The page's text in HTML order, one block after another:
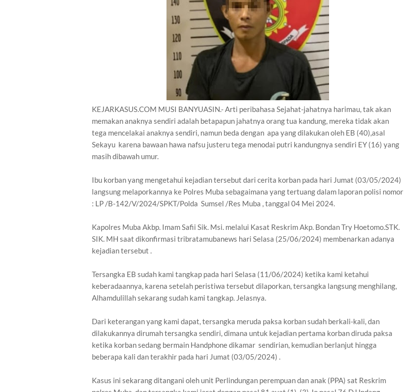
KEJARKASUS.COM MUSI BANYUASIN.- Arti peribahasa Sejahat-jahatnya harimau, tak akan
memakan anaknya sendiri adalah betapapun jahatnya orang tua kandung, mereka tidak akan
tega mencelakai anaknya sendiri, namun beda dengan apa yang dilakukan oleh EB (40),asal
Sekayu karena bawaan hawa nafsu justeru tega menodai putri kandungnya sendiri EY (16) yang
masih dibawah umur.
Ibu korban yang mengetahui kejadian tersebut dari cerita korban pada hari Jumat (03/05/2024)
langsung melaporkannya ke Polres Muba sebagaimana yang tertuang dalam laporan polisi nomor
: LP /B-142/V/2024/SPKT/Polda Sumsel /Res Muba , tanggal 04 Mei 2024.
Kapolres Muba Akbp. Imam Safii Sik. Msi. melalui Kasat Reskrim Akp. Bondan Try Hoetomo.STK.
SIK. MH saat dikonfirmasi tribratamubanews hari Selasa (25/06/2024) membenarkan adanya
kejadian tersebut .
Tersangka EB sudah kami tangkap pada hari Selasa (11/06/2024) ketika kami ketahui
keberadaannya, karena setelah peristiwa tersebut dilaporkan, tersangka langsung menghilang,
Alhamdulillah sekarang sudah kami tangkap. Jelasnya.
Dari keterangan yang kami dapat, tersangka meruda paksa korban sudah berkali-kali, dan
dilakukannya dirumah tersangka sendiri, dimana untuk kejadian pertama korban diruda paksa
ketika korban sedang bermain Handphone dikamar sendirian, kemudian berlanjut hingga
beberapa kali dan terakhir pada hari Jumat (03/05/2024) .
Kasus ini sekarang ditangani oleh unit Perlindungan perempuan dan anak (PPA) sat Reskrim